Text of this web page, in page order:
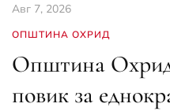
Авг 7, 2026
ОПШТИНА ОХРИД
Општина Охрид
повик за